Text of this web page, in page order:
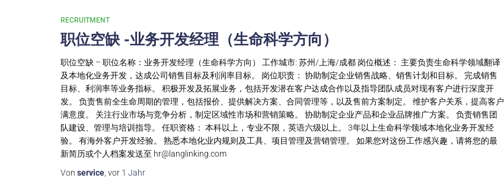
RECRUITMENT
职位空缺 -业务开发经理（生命科学方向）
职位空缺 – 职位名称：业务开发经理（生命科学方向） 工作城市: 苏州/上海/成都 岗位概述： 主要负责生命科学领域翻译
及本地化业务开发，达成公司销售目标及利润率目标。 岗位职责： 协助制定企业销售战略、销售计划和目标。 完成销售
目标、利润率等业务指标。 积极开发及拓展业务，包括开发潜在客户达成合作以及指导团队成员对现有客户进行深度开
发。 负责售前全生命周期的管理，包括报价、提供解决方案、合同管理等，以及售前方案制定。 维护客户关系，提高客户
满意度。 关注行业市场与竞争分析，制定区域性市场和营销策略。 协助制定企业产品和企业品牌推广方案。 负责销售团
队建设、管理与培训指导。 任职资格： 本科以上，专业不限，英语六级以上。 3年以上生命科学领域本地化业务开发经
验。 有海外客户开发经验。 熟悉本地化业内规则及工具、项目管理及营销管理。 如果您对这份工作感兴趣，请将您的最
新简历或个人档案发送至 hr@langlinking.com
Von service , vor 1 Jahr